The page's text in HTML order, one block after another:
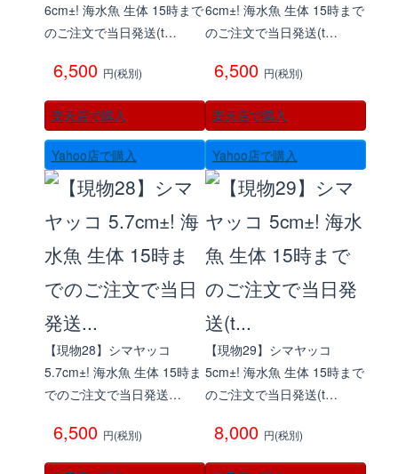
6cm±! 海水魚 生体 15時まで
のご注文で当日発送(t…
6,500 円(税別)
楽天店で購入
Yahoo店で購入
6cm±! 海水魚 生体 15時まで
のご注文で当日発送(t…
6,500 円(税別)
楽天店で購入
Yahoo店で購入
【現物28】シマヤッコ
5.7cm±! 海水魚 生体 15時ま
でのご注文で当日発送…
6,500 円(税別)
【現物29】シマヤッコ
5cm±! 海水魚 生体 15時まで
のご注文で当日発送(t…
8,000 円(税別)